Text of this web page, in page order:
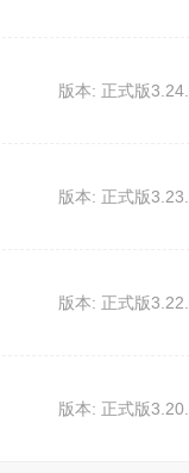
引领
研究
育端
课标
版本: 正式版
版本: 正式版
版本: 正式版
版本: 正式版